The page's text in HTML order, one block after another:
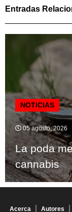
Entradas
NOTICIAS
05 agosto, 2026
La poda
cannabis
Acerca Autores